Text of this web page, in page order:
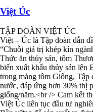
Việt Úc
TẬP ĐOÀN VIỆT ÚC
Việt – Úc là Tập đoàn dẫn
“Chuỗi giá trị khép kín
Thức ăn thủy sản, tôm
biến xuất khẩu thủy sản lên
trong mảng tôm Giống, Tập
nước, đáp ứng hơn 30% thị
giống/năm.<br /> Cam kết
Việt Úc liên tục đầu tư